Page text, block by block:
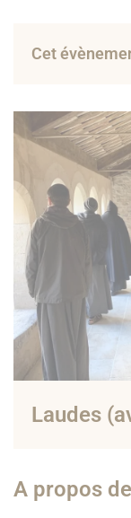
Cet
Laudes
A propos